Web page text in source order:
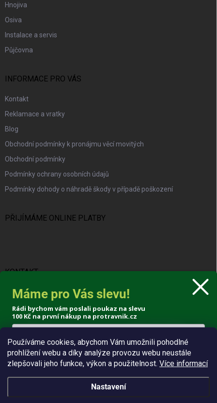
Používáme cookies, abychom Vám umožnili pohodlné
prohlížení webu a díky analýze provozu webu neustále
zlepšovali jeho funkce, výkon a použitelnost. Více informací
Nastavení
Hnojiva
Osiva
Instalace a servis
Půjčovna
INFORMACE PRO VÁS
Kontakt
Reklamace a vratky
Blog
Obchodní podmínky k pronájmu věcí movitých
Obchodní podmínky
Podmínky ochrany osobních údajů
Podmínky dohody o náhradě škody v případě poškození
PŘIJÍMÁME ONLINE PLATBY
KONTAKT
info@protravnik.cz
+420 724 308 341
ProTrávník. Všechna práva vyhrazena.
Máme pro Vás slevu!
Rádi bychom vám poslali poukaz na slevu
100 Kč na první nákup na protravnik.cz
Poslat voucher